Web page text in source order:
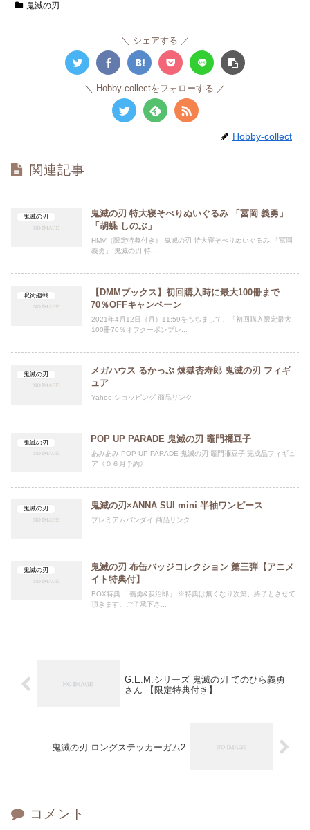
鬼滅の刃
シェアする
Hobby-collectをフォローする
Hobby-collect
関連記事
鬼滅の刃
鬼滅の刃 特大寝そべりぬいぐるみ 「冨岡 義勇」
「胡蝶 しのぶ」
HMV（限定特典付き） 鬼滅の刃 特大寝そべりぬいぐるみ 「冨岡
義勇」 鬼滅の刃 特...
呪術廻戦
【DMMブックス】初回購入時に最大100冊まで
70％OFFキャンペーン
2021年4月12日（月）11:59をもちまして、「初回購入限定最大
100冊70％オフクーポンプレ...
鬼滅の刃
メガハウス るかっぷ 煉獄杏寿郎 鬼滅の刃 フィギ
ュア
Yahoo!ショッピング 商品リンク
鬼滅の刃 POP UP PARADE 鬼滅の刃 竈門禰豆子
あみあみ POP UP PARADE 鬼滅の刃 竈門禰豆子 完成品フィギュ
ア《０６月予約》
鬼滅の刃 鬼滅の刃×ANNA SUI mini 半袖ワンピース
プレミアムバンダイ 商品リンク
鬼滅の刃
鬼滅の刃 布缶バッジコレクション 第三弾【アニメ
イト特典付】
BOX特典:「義勇&炭治郎」 ※特典は無くなり次第、終了とさせて
頂きます。ご了承下さ...
G.E.M.シリーズ 鬼滅の刃 てのひら義勇
さん 【限定特典付き】
鬼滅の刃 ロングステッカーガム2
コメント